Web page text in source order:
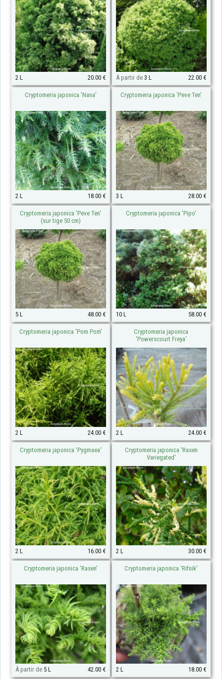
2 L 20.00 € À partir de3 L 22.00 €
Cryptomeria japonica 'Nana'
2 L 18.00 €
Cryptomeria japonica 'Peve Ten'
3 L 28.00 €
Cryptomeria japonica 'Peve Ten'
(sur tige 50 cm)
5 L 48.00 €
Cryptomeria japonica 'Pipo'
10 L 58.00 €
Cryptomeria japonica 'Pom Pom'
2 L 24.00 €
Cryptomeria japonica
'Powerscourt Freya'
2 L 24.00 €
Cryptomeria japonica 'Pygmaea'
2 L 16.00 €
Cryptomeria japonica 'Rasen
Variegated'
2 L 30.00 €
Cryptomeria japonica 'Rasen'
À partir de 5 L 42.00 €
Cryptomeria japonica 'Rifnik'
2 L 18.00 €